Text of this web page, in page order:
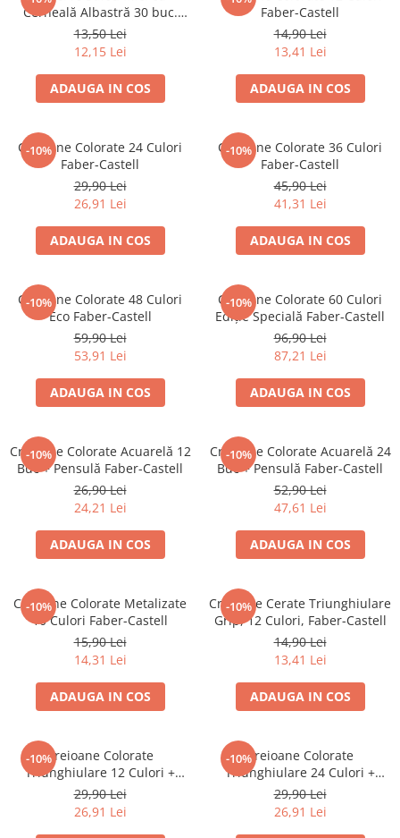
Suporturi și organizatoare de birou
Caiete și Blocuri
Blocnotesuri
Blocuri de desen
Caiete Biologie
Caiete cu Spirală
Caiete Dictando
Caiete Geografie
Caiete Matematica
Caiete Muzică
Caiete Studențești
Caiete Tip II
Caiete Velin
Vocabulare
Calculatoare
Instrumente de scris și desen
Carioci
Creioane cerate
Creioane colorate
Creioane mecanice
Linere
Markere
Pixuri
Rezerve stilouri
Măsurare și trasare
Organizare și Arhivare
Accesorii de organizare
Bibliorafturi
Cerneală Albastră 30 buc.
Faber-Castell
13,50 Lei
12,15 Lei
ADAUGA IN COS
Faber-Castell
14,90 Lei
13,41 Lei
ADAUGA IN COS
-10%
Creioane Colorate 24 Culori
Faber-Castell
29,90 Lei
26,91 Lei
ADAUGA IN COS
-10%
Creioane Colorate 36 Culori
Faber-Castell
45,90 Lei
41,31 Lei
ADAUGA IN COS
-10%
Creioane Colorate 48 Culori
Eco Faber-Castell
59,90 Lei
53,91 Lei
ADAUGA IN COS
-10%
Creioane Colorate 60 Culori
Ediție Specială Faber-Castell
96,90 Lei
87,21 Lei
ADAUGA IN COS
-10%
Creioane Colorate Acuarelă 12
Buc + Pensulă Faber-Castell
26,90 Lei
24,21 Lei
ADAUGA IN COS
-10%
Creioane Colorate Acuarelă 24
Buc + Pensulă Faber-Castell
52,90 Lei
47,61 Lei
ADAUGA IN COS
-10%
Creioane Colorate Metalizate
10 Culori Faber-Castell
15,90 Lei
14,31 Lei
ADAUGA IN COS
-10%
Creioane Cerate Triunghiulare
Grip, 12 Culori, Faber-Castell
14,90 Lei
13,41 Lei
ADAUGA IN COS
-10%Creioane Colorate
Triunghiulare 12 Culori +
Ascuțitoare Eco Faber-Castell
29,90 Lei
26,91 Lei
-10%Creioane Colorate
Triunghiulare 24 Culori +
Ascuțitoare Eco Faber-Castell
29,90 Lei
26,91 Lei